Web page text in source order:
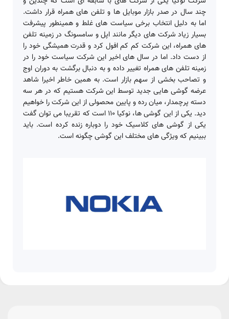
چند سال در صدر بازار موبایل ها و تلفن های همراه قرار داشت.
اما به دلیل انتخاب برخی سیاست های غلط و همینطور پیشرفت
بسیار زیاد شرکت های دیگر مانند اپل و سامسونگ در زمینه تلفن
های همراه، این شرکت کم کم افول کرد و قدرت همیشگی خود را
از دست داد. اما در سال های اخیر این شرکت سیاست خود را در
زمینه تلفن های همراه تغییر داده و به دنبال برگشت به دوران اوج
و تصاحب بخشی از سهم بازار است. به همین خاطر اخیرا شاهد
عرضه گوشی هایی جدید توسط این شرکت هستیم که در هر سه
دسته پرچمدار، میان رده و پایین محصولی از این شرکت را خواهیم
دید. یکی از این گوشی ها، نوکیا ۱۱۰ است که تقریبا می توان گفت
یکی از گوشی های کلاسیک خود را دوباره زنده کرده است. باید
ببینیم که ویژگی های مختلف این گوشی چگونه است.